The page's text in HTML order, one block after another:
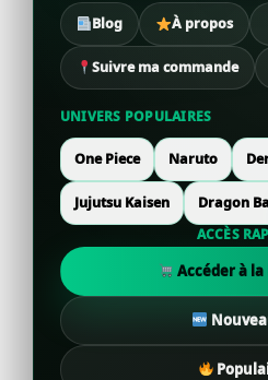
Blog À propos
Suivre ma commande
UNIVERS POPULAIRES
One Piece Naruto
Jujutsu Kaisen Dragon
ACCÈS
Accéder à